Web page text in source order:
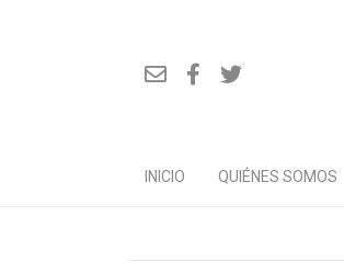
INICIO QUIÉNES SOMOS